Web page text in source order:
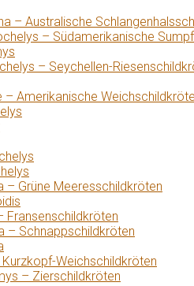
– Australische
– Südamerikanische
– Seychellen-
– Amerikanische
– Grüne Meeresschildkröten
Fransenschildkröten
– Schnappschildkröten
Weichschildkröten
– Zierschildkröten